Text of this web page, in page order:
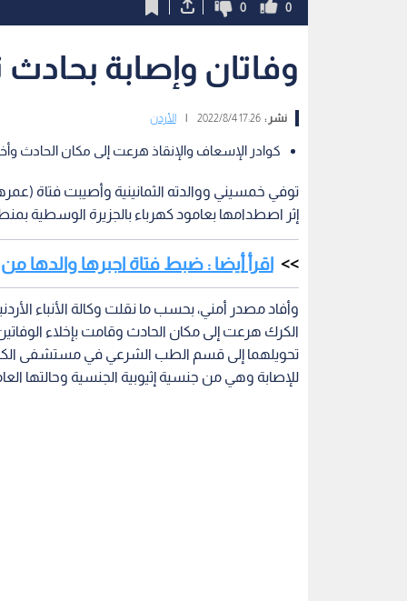
0
0
وفاتان وإصابة
نشر :17:26 2022/8/4 الأردن
كوادر الإسعاف والإنقاذ هرعت إلى مكان الحادث
إثر اصطدامها بعامود كهرباء بالجزيرة الوسطية
اقرأ أيضا : ضبط فتاة اجبرها والدها
وأفاد مصدر أمني، بحسب ما نقلت وكالة الأنباء
الكرك هرعت إلى مكان الحادث وقامت بإخلاء
تحويلهما إلى قسم الطب الشرعي في مستشفى الكرك
للإصابة وهي من جنسية إثيوبية الجنسية وحالتها